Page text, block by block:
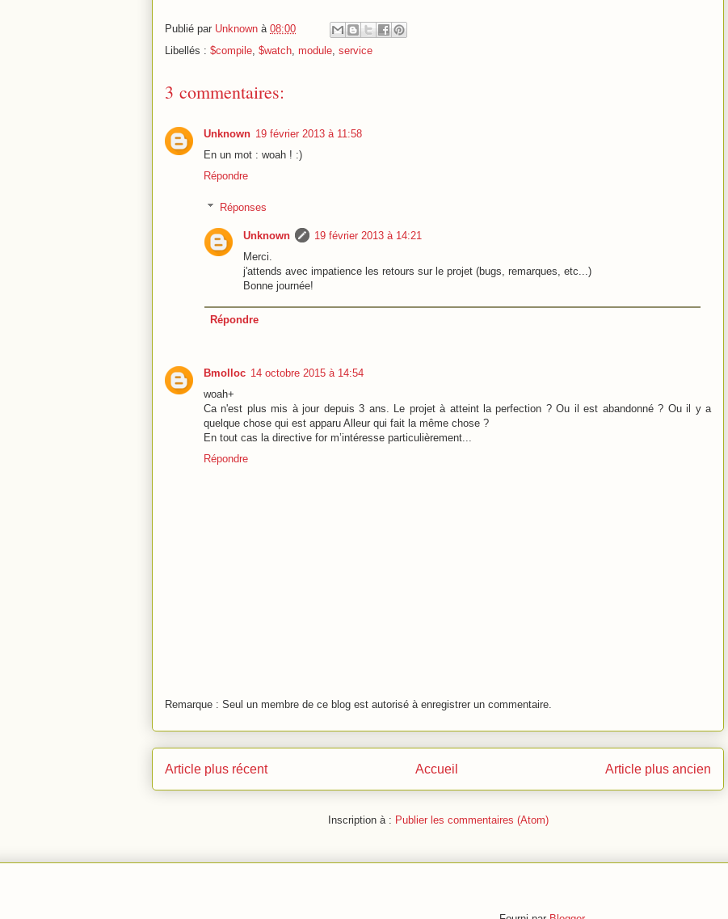
Publié par Unknown à 08:00
Libellés : $compile, $watch, module, service
3 commentaires:
Unknown 19 février 2013 à 11:58
En un mot : woah ! :)
Répondre
Réponses
Unknown
19 février 2013 à 14:21
Merci.
j'attends avec impatience les retours sur le projet (bugs, remarques, etc...)
Bonne journée!
Répondre
Bmolloc 14 octobre 2015 à 14:54
woah+
Ca n'est plus mis à jour depuis 3 ans. Le projet à atteint la perfection ? Ou il est abandonné ? Ou il y a
quelque chose qui est apparu Alleur qui fait la même chose ?
En tout cas la directive for m’intéresse particulièrement...
Répondre
Remarque : Seul un membre de ce blog est autorisé à enregistrer un commentaire.
Article plus récent Article plus ancien
Accueil
Inscription à : Publier les commentaires (Atom)